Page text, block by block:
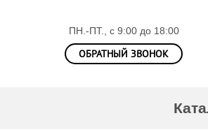
ПН.-ПТ., с 9:00 до 18:00
ОБРАТНЫЙ ЗВОНОК